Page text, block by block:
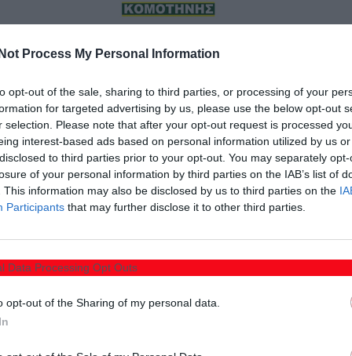
Process My Personal Information
opt-out of the sale, sharing to third parties, or processing of your
for targeted advertising by us, please use the below opt-out
selection. Please note that after your opt-out request is processed
interest-based ads based on personal information utilized by us
to third parties prior to your opt-out. You may separately
of your personal information by third parties on the IAB’s list of
This information may also be disclosed by us to third parties on the
Participants that may further disclose it to other third parties.
Data Processing Opt Outs
opt-out of the Sharing of my personal data.
Κομοτηνής γνωρίζοντας την ήττα από τον ΑΟ
πλήρωσε το νωθρό ξεκίνημα και το γεγονός πως
σκορ.
και να κυνηγήσει την άνοδο στη National League 2
Στυλίδης, Καβαργύρης, Καραϊσκάκης, Γαϊτανίδης.
Βελή, μπήκε νωθρά στο παρκέ και γρήγορα βρέθηκε
δεκαλέπτου). Όταν η διαφορά έφτασε στους 8′ (23-
σκορ να γίνεται 33-15, αναγκάζοντας τον Παπουή
με ένα επιμέρους σκορ 1-8 μείωσαν σε 34-23
Πολυμένη να καλέσει εσπευσμένα τάιμ άουτ. Οι
στην άμυνα και πήγαν προηγούμενοι στα
τον Άτλαντα Κομοτηνής.
αντίστοιχη με την Προσοτσάνη να ελέγχει πλήρως